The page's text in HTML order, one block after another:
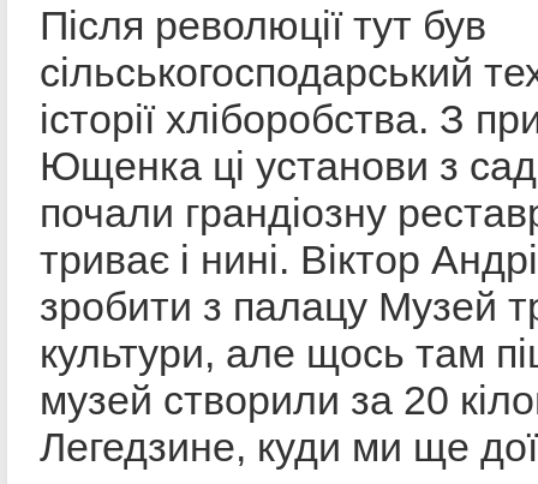
Після революції тут був
сільськогосподарський
історії хліборобства. З
Ющенка ці установи з
почали грандіозну
триває і нині. Віктор
зробити з палацу Музей
культури, але щось там
музей створили за 20
Легедзине, куди ми ще